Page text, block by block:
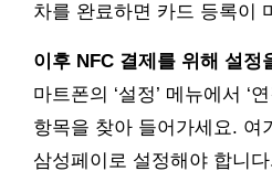
차를 완료하면 카드 등록이
이후 NFC 결제를 위해 설정
마트폰의 ‘설정’ 메뉴에서 ‘
항목을 찾아 들어가세요. 여
삼성페이로 설정해야 합니